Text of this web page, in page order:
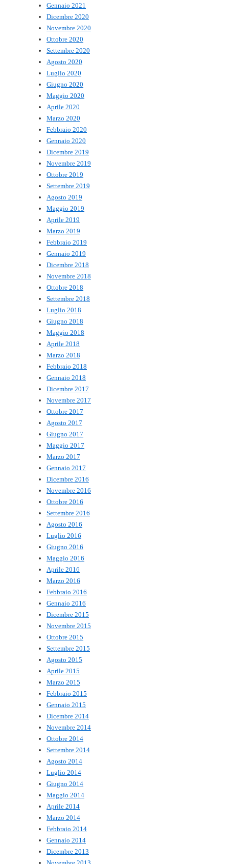
Gennaio 2021
Dicembre 2020
Novembre 2020
Ottobre 2020
Settembre 2020
Agosto 2020
Luglio 2020
Giugno 2020
Maggio 2020
Aprile 2020
Marzo 2020
Febbraio 2020
Gennaio 2020
Dicembre 2019
Novembre 2019
Ottobre 2019
Settembre 2019
Agosto 2019
Maggio 2019
Aprile 2019
Marzo 2019
Febbraio 2019
Gennaio 2019
Dicembre 2018
Novembre 2018
Ottobre 2018
Settembre 2018
Luglio 2018
Giugno 2018
Maggio 2018
Aprile 2018
Marzo 2018
Febbraio 2018
Gennaio 2018
Dicembre 2017
Novembre 2017
Ottobre 2017
Agosto 2017
Giugno 2017
Maggio 2017
Marzo 2017
Gennaio 2017
Dicembre 2016
Novembre 2016
Ottobre 2016
Settembre 2016
Agosto 2016
Luglio 2016
Giugno 2016
Maggio 2016
Aprile 2016
Marzo 2016
Febbraio 2016
Gennaio 2016
Dicembre 2015
Novembre 2015
Ottobre 2015
Settembre 2015
Agosto 2015
Aprile 2015
Marzo 2015
Febbraio 2015
Gennaio 2015
Dicembre 2014
Novembre 2014
Ottobre 2014
Settembre 2014
Agosto 2014
Luglio 2014
Giugno 2014
Maggio 2014
Aprile 2014
Marzo 2014
Febbraio 2014
Gennaio 2014
Dicembre 2013